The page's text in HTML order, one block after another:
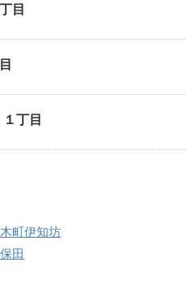
目
丁目
町伊知坊
田